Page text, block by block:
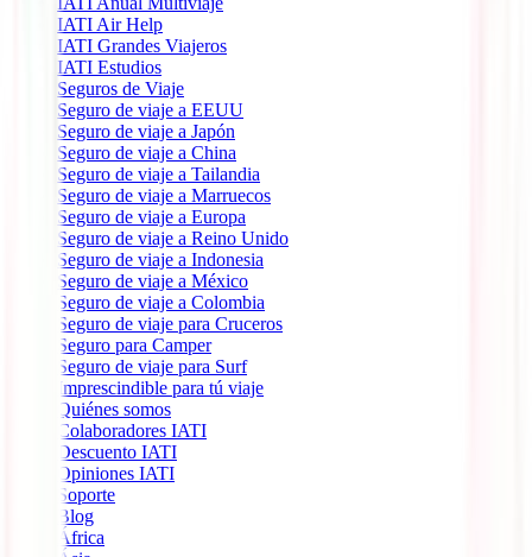
IATI Air Help
IATI Grandes Viajeros
IATI Estudios
Seguros de Viaje
Seguro de viaje a EEUU
Seguro de viaje a Japón
Seguro de viaje a China
Seguro de viaje a Tailandia
Seguro de viaje a Marruecos
Seguro de viaje a Europa
Seguro de viaje a Reino Unido
Seguro de viaje a Indonesia
Seguro de viaje a México
Seguro de viaje a Colombia
Seguro de viaje para Cruceros
Seguro para Camper
Seguro de viaje para Surf
Imprescindible para tú viaje
Quiénes somos
Colaboradores IATI
Descuento IATI
Opiniones IATI
Soporte
Blog
África